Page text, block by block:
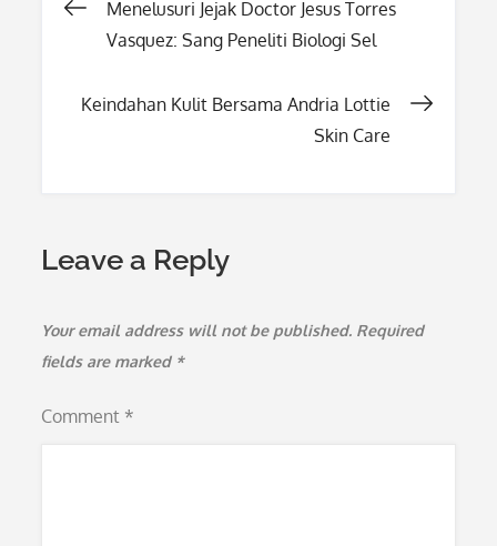
Menelusuri Jejak Doctor Jesus Torres
Vasquez: Sang Peneliti Biologi Sel
Keindahan Kulit Bersama Andria Lottie
Skin Care
Leave a Reply
Your email address will not be published. Required
fields are marked *
Comment *